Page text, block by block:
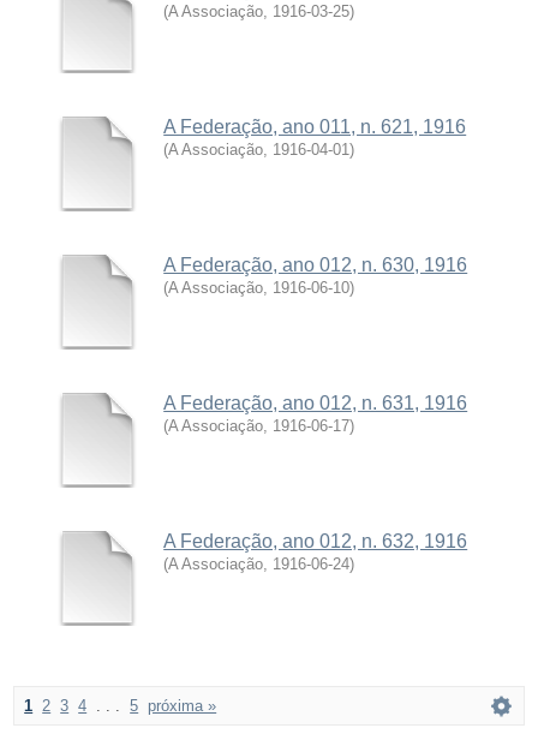
(A Associação 1916-03-25)
A Federação, ano 011, n. 621, 1916
(A Associação 1916-04-01)
A Federação, ano 012, n. 630, 1916
(A Associação 1916-06-10)
A Federação, ano 012, n. 631, 1916
(A Associação 1916-06-17)
A Federação, ano 012, n. 632, 1916
(A Associação 1916-06-24)
1 2 3 4 5 próxima »